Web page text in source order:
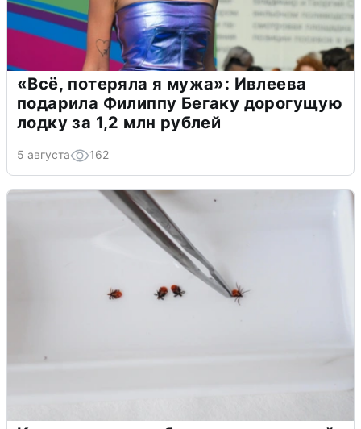
«Всё, потеряла я мужа»: Ивлеева
подарила Филиппу Бегаку дорогущую
лодку за 1,2 млн рублей
5 августа 162